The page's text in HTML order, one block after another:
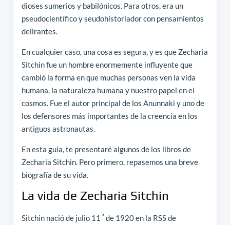
dioses sumerios y babilónicos. Para otros, era un
pseudocientífico y seudohistoriador con pensamientos
delirantes.
En cualquier caso, una cosa es segura, y es que Zecharia
Sitchin fue un hombre enormemente influyente que
cambió la forma en que muchas personas ven la vida
humana, la naturaleza humana y nuestro papel en el
cosmos. Fue el autor principal de los Anunnaki y uno de
los defensores más importantes de la creencia en los
antiguos astronautas.
En esta guía, te presentaré algunos de los libros de
Zecharia Sitchin. Pero primero, repasemos una breve
biografía de su vida.
La vida de Zecharia Sitchin
Sitchin nació de julio 11 ªde 1920 en la RSS de